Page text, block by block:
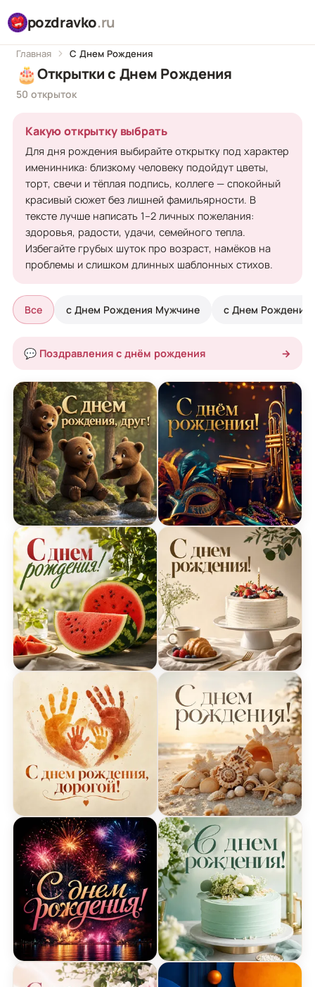
pozdravko.ru
Главная С Днем Рождения
🎂Открытки с Днем Рождения
50 открыток
Какую открытку выбрать
Для дня рождения выбирайте открытку под характер
именинника: близкому человеку подойдут цветы,
торт, свечи и тёплая подпись, коллеге — спокойный
красивый сюжет без лишней фамильярности. В
тексте лучше написать 1–2 личных пожелания:
здоровья, радости, удачи, семейного тепла.
Избегайте грубых шуток про возраст, намёков на
проблемы и слишком длинных шаблонных стихов.
Все с Днем Рождения Мужчине с Днем Рождения
💬 Поздравления с днём рождения →
Сказка о дружбе – открытка с днем рождения
Летняя прохлада – открытка с днем рождения
Теплота семьи – открытка с днем рождения
Яркие огни – открытка с днем рождения
Музыка карнавала –
Счастливый завтрак –
Морская свежесть –
Нежный мятный торт –